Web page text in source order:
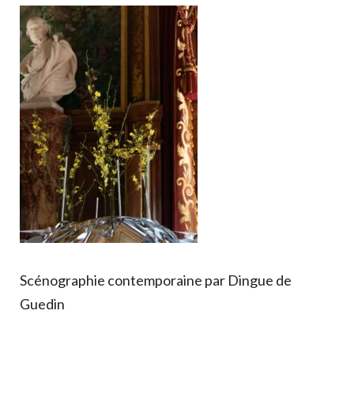
Végétale
Créations
Artistiques
Objets
Boutique
Produits
Scénographie contemporaine par Dingue de
Guedin